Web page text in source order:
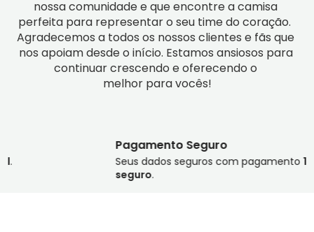
nossa comunidade e que encontre a camisa
perfeita para representar o seu time do coração.
Agradecemos a todos os nossos clientes e fãs que
nos apoiam desde o início. Estamos ansiosos para
continuar crescendo e oferecendo o
melhor para vocês!
Pagamento Seguro
Seus dados seguros com pagamento100%